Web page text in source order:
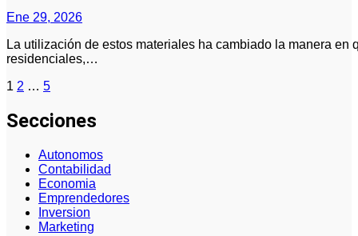
Ene 29, 2026
La utilización de estos materiales ha cambiado la manera en que se conciben y se construyen espacios
residenciales,…
Paginación
de
entradas
1 2 … 5
Secciones
Autonomos
Contabilidad
Economia
Emprendedores
Inversion
Marketing